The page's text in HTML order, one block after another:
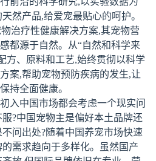
然产品,给爱宠最贴心的呵护。
治疗性健康解决方案,其宠物营
都源于自然。从“自然和科学来
方、原料和工艺,始终贯彻以科学
案,帮助宠物预防疾病的发生,让
持全面健康。
入中国市场都会考虑一个现实问
?中国宠物主是偏好本土品牌还
问出处?随着中国养宠市场快速
需求趋向于多样化。虽然国产